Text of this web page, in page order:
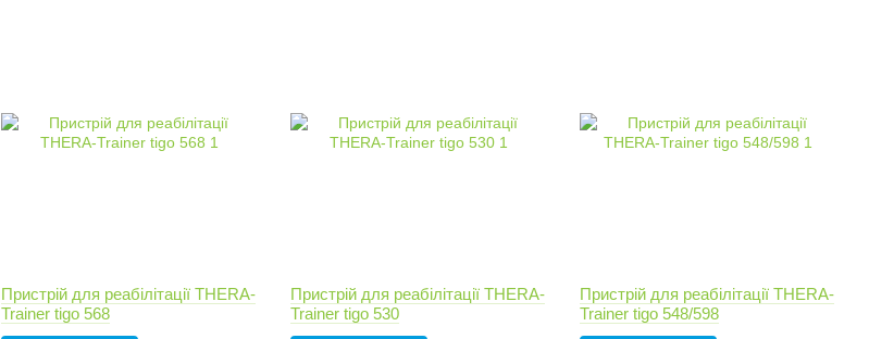
Пристрій для реабілітації THERA-
Trainer tigo 568
Пристрій для реабілітації THERA-
Trainer tigo 530
Пристрій для реабілітації THERA-
Trainer tigo 548/598